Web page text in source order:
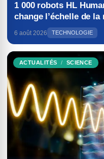
1 000 robots HL
change l’échelle de
6 août 2026 TECHNOLOGIE
ACTUALITÉS SCIENCE